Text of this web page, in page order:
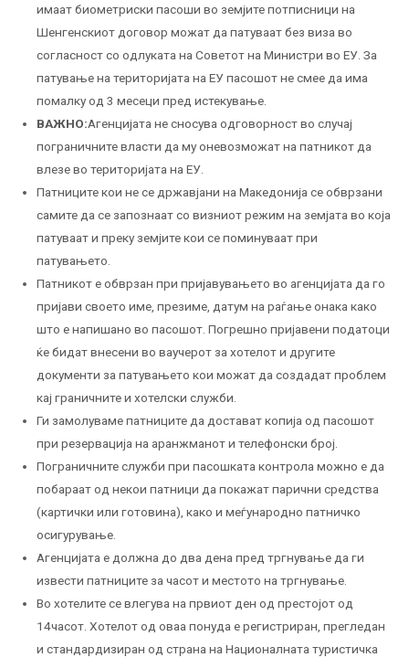
имаат биометриски пасоши во земјите потписници на
Шенгенскиот договор можат да патуваат без виза во
согласност со одлуката на Советот на Министри во ЕУ. За
патување на територијата на ЕУ пасошот не смее да има
помалку од 3 месеци пред истекување.
ВАЖНО:Агенцијата не сносува одговорност во случај
пограничните власти да му оневозможат на патникот да
влезе во територијата на ЕУ.
Патниците кои не се државјани на Македонија се обврзани
самите да се запознаат со визниот режим на земјата во која
патуваат и преку земјите кои се поминуваат при
патувањето.
Патникот е обврзан при пријавувањето во агенцијата да го
пријави своето име, презиме, датум на раѓање онака како
што е напишано во пасошот. Погрешно пријавени податоци
ќе бидат внесени во ваучерот за хотелот и другите
документи за патувањето кои можат да создадат проблем
кај граничните и хотелски служби.
Ги замолуваме патниците да достават копија од пасошот
при резервација на аранжманот и телефонски број.
Пограничните служби при пасошката контрола можно е да
побараат од некои патници да покажат парични средства
(картички или готовина), како и меѓународно патничко
осигурување.
Агенцијата е должна до два дена пред тргнување да ги
извести патниците за часот и местото на тргнување.
Во хотелите се влегува на првиот ден од престојот од
14часот. Хотелот од оваа понуда е регистриран, прегледан
и стандардизиран од страна на Националната туристичка